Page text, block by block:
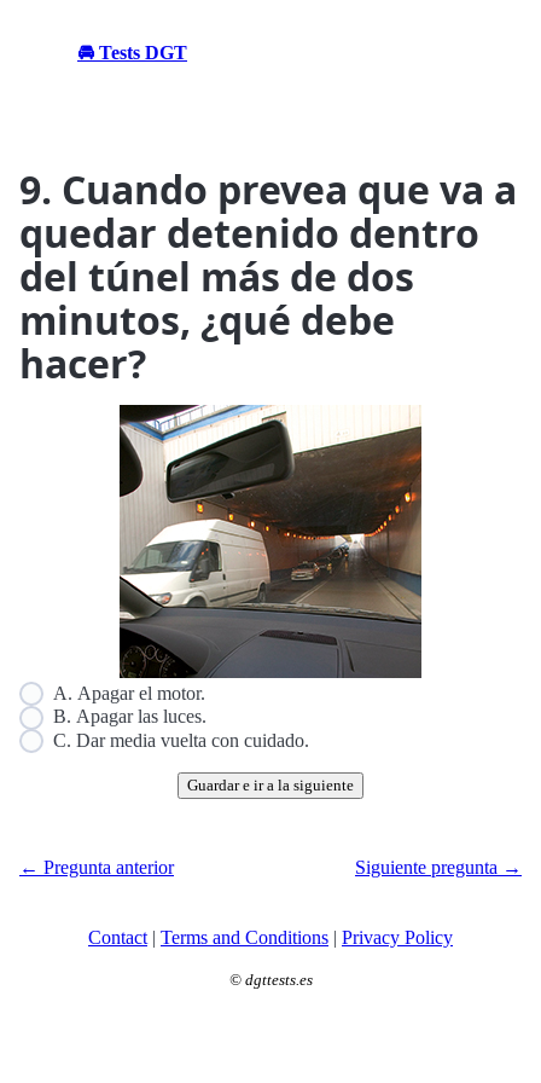
🚘 Tests DGT
9. Cuando prevea que va a
quedar detenido dentro
del túnel más de dos
minutos, ¿qué debe
hacer?
A. Apagar el motor.
B. Apagar las luces.
C. Dar media vuelta con cuidado.
Guardar e ir a la siguiente
← Pregunta anterior Siguiente pregunta →
Contact | Terms and Conditions | Privacy Policy
© dgttests.es